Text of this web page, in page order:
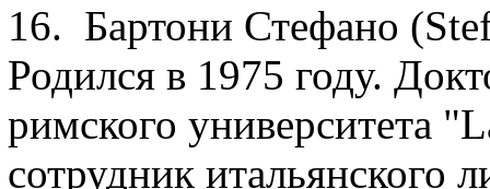
16. Бартони Стефано
Родился в 1975 году.
римского университета
сотрудник итальянского